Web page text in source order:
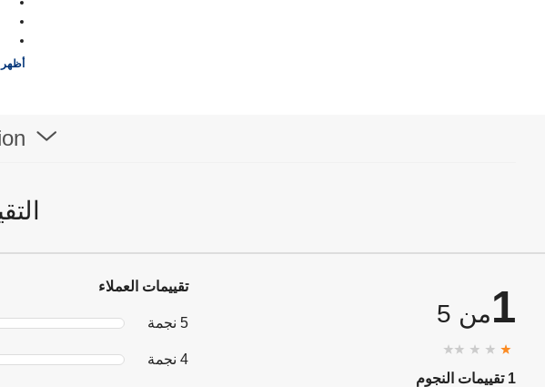
أظهر
1من 5
1 تقييمات النجوم
تقييمات العملاء
5 نجمة
4 نجمة